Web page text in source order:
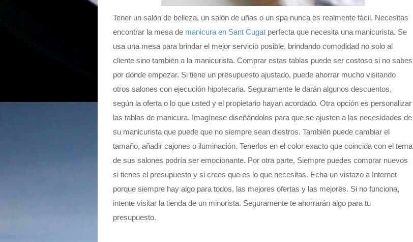
Tener un salón de belleza, un salón de uñas o un spa nunca es realmente fácil. Necesitas
encontrar la mesa de manicura en Sant Cugat perfecta que necesita una manicurista. Se
usa una mesa para brindar el mejor servicio posible, brindando comodidad no solo al
cliente sino también a la manicurista. Comprar estas tablas puede ser costoso si no sabes
por dónde empezar. Si tiene un presupuesto ajustado, puede ahorrar mucho visitando
otros salones con ejecución hipotecaria. Seguramente le darán algunos descuentos,
según la oferta o lo que usted y el propietario hayan acordado. Otra opción es personalizar
las tablas de manicura. Imagínese diseñándolos para que se ajusten a las necesidades de
su manicurista que puede que no siempre sean diestros. También puede cambiar el
tamaño, añadir cajones o iluminación. Tenerlos en el color exacto que coincida con el tema
de sus salones podría ser emocionante. Por otra parte, Siempre puedes comprar nuevos
si tienes el presupuesto y si crees que es lo que necesitas. Echa un vistazo a Internet
porque siempre hay algo para todos, las mejores ofertas y las mejores. Si no funciona,
intente visitar la tienda de un minorista. Seguramente te ahorrarán algo para tu
presupuesto.